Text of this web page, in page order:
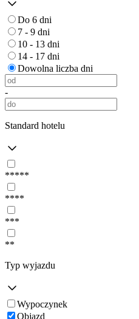
Do 6 dni
7 - 9 dni
10 - 13 dni
14 - 17 dni
Dowolna liczba dni
-
Standard hotelu
*****
****
***
**
Typ wyjazdu
Wypoczynek
Objazd